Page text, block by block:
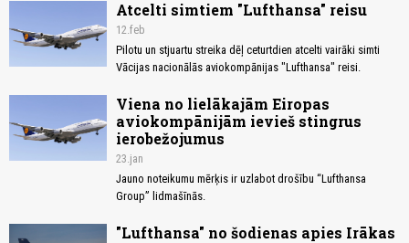
Atcelti simtiem "Lufthansa" reisu
12.feb
Pilotu un stjuartu streika dēļ ceturtdien atcelti vairāki simti
Vācijas nacionālās aviokompānijas "Lufthansa" reisi.
Viena no lielākajām Eiropas
aviokompānijām ievieš stingrus
ierobežojumus
23.jan
Jauno noteikumu mērķis ir uzlabot drošību “Lufthansa
Group” lidmašīnās.
"Lufthansa" no šodienas apies Irākas